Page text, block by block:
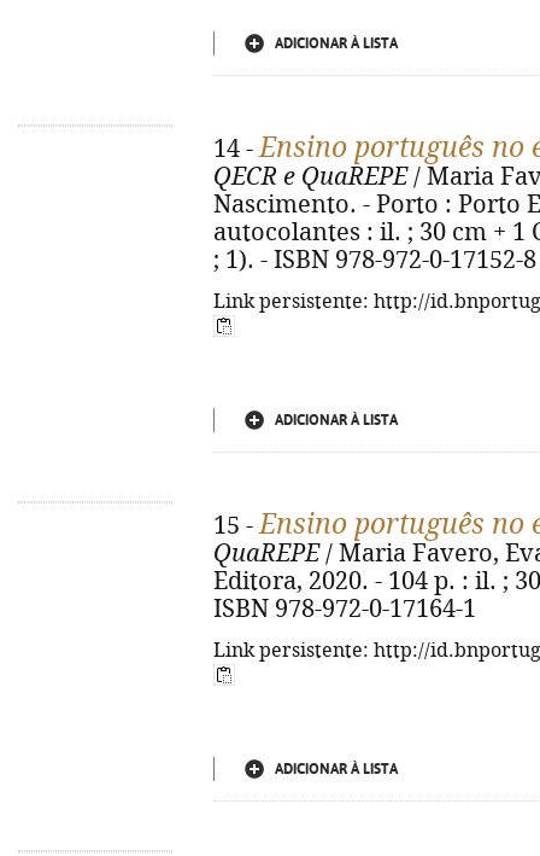
ADICIONAR À LISTA
14 -Ensino português no
QECR e QuaREPE/ Maria
Nascimento. - Porto : Porto
autocolantes : il. ; 30 cm + 1
; 1). - ISBN 978-972-0-17152-8
Link persistente: http://
ADICIONAR À LISTA
15 -Ensino português no
QuaREPE/ Maria Favero,
Editora, 2020. - 104 p. : il. ;
ISBN 978-972-0-17164-1
Link persistente: http://
ADICIONAR À LISTA